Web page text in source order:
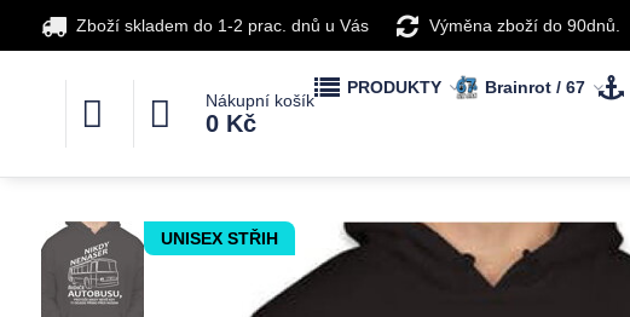
Zboží skladem do 1-2 prac. dnů u Vás Výměna zboží do 90dnů.
Nákupní košík
0 Kč
PRODUKTY Brainrot / 67
UNISEX STŘIH